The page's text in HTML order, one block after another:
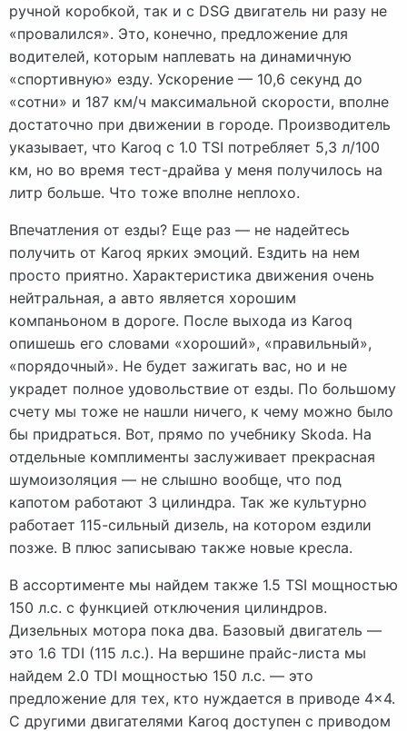
ручной коробкой, так и с DSG двигатель ни разу не
«провалился». Это, конечно, предложение для
водителей, которым наплевать на динамичную
«спортивную» езду. Ускорение — 10,6 секунд до
«сотни» и 187 км/ч максимальной скорости, вполне
достаточно при движении в городе. Производитель
указывает, что Karoq с 1.0 TSI потребляет 5,3 л/100
км, но во время тест-драйва у меня получилось на
литр больше. Что тоже вполне неплохо.
Впечатления от езды? Еще раз — не надейтесь
получить от Karoq ярких эмоций. Ездить на нем
просто приятно. Характеристика движения очень
нейтральная, а авто является хорошим
компаньоном в дороге. После выхода из Karoq
опишешь его словами «хороший», «правильный»,
«порядочный». Не будет зажигать вас, но и не
украдет полное удовольствие от езды. По большому
счету мы тоже не нашли ничего, к чему можно было
бы придраться. Вот, прямо по учебнику Skoda. На
отдельные комплименты заслуживает прекрасная
шумоизоляция — не слышно вообще, что под
капотом работают 3 цилиндра. Так же культурно
работает 115-сильный дизель, на котором ездили
позже. В плюс записываю также новые кресла.
В ассортименте мы найдем также 1.5 TSI мощностью
150 л.с. с функцией отключения цилиндров.
Дизельных мотора пока два. Базовый двигатель —
это 1.6 TDI (115 л.с.). На вершине прайс-листа мы
найдем 2.0 TDI мощностью 150 л.с. — это
предложение для тех, кто нуждается в приводе 4×4.
С другими двигателями Karoq доступен с приводом